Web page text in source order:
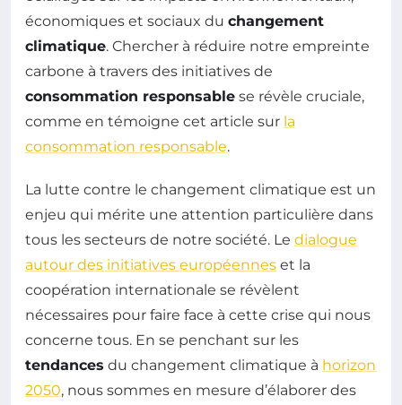
économiques et sociaux du changement
climatique. Chercher à réduire notre empreinte
carbone à travers des initiatives de
consommation responsable se révèle cruciale,
comme en témoigne cet article sur la
consommation responsable.
La lutte contre le changement climatique est un
enjeu qui mérite une attention particulière dans
tous les secteurs de notre société. Le dialogue
autour des initiatives européennes et la
coopération internationale se révèlent
nécessaires pour faire face à cette crise qui nous
concerne tous. En se penchant sur les
tendances du changement climatique à horizon
2050, nous sommes en mesure d’élaborer des